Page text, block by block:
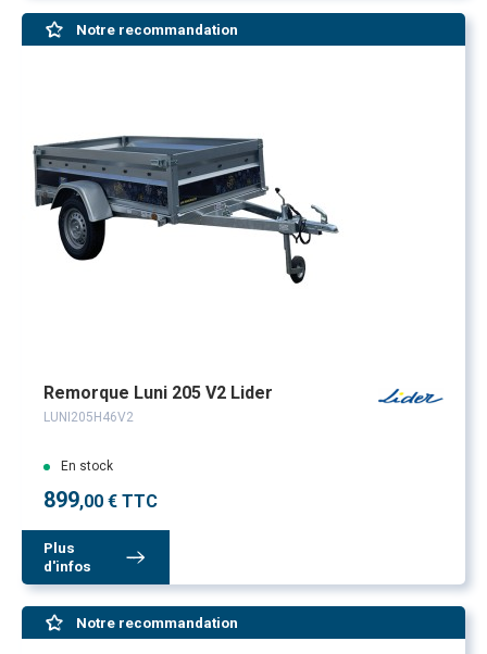
Notre recommandation
Remorque Luni 205 V2 Lider
LUNI205H46V2
En stock
899,00 € TTC
Plus
d'infos
Notre recommandation